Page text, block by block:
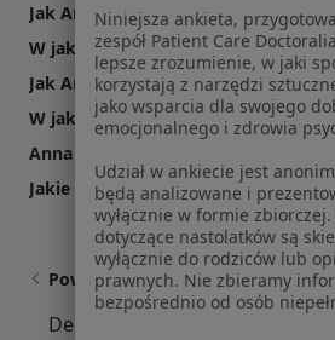
Jak Anna Niemczyk akceptuje
W jakich językach konsultuje Anna
Jak Anna Niemczyk umawia wizyty?
W jakich godzinach przyjmuje Anna
Anna Niemczyk: co mówią pacjenci?
Jakie ubezpieczenia akceptuje Anna
Powiązane wyszukiwania
Dermatolodzy w pobliżu
Niniejsza ankieta,
zespół Patient Care
lepsze zrozumienie, w jaki
korzystają z narzędzi
jako wsparcia dla swojego
emocjonalnego i zdrowia
Udział w ankiecie jest
będą analizowane i
wyłącznie w formie zbiorczej.
dotyczące nastolatków są
wyłącznie do rodziców lub
prawnych. Nie zbieramy
bezpośrednio od osób